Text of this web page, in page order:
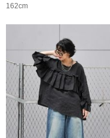
162cm